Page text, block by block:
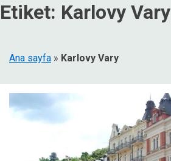
Etiket: Karlovy Vary
Ana sayfa » Karlovy Vary